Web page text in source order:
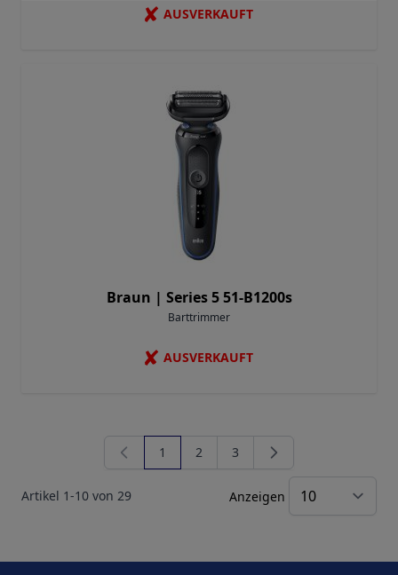
✘ AUSVERKAUFT
Braun | Series 5 51-B1200s
Barttrimmer
✘ AUSVERKAUFT
Artikel 1-10 von 29
Sie lesen gerade Seite
1 Seite
2 Seite
3
Anzeigen